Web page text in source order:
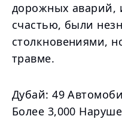
дорожных аварий,
счастью, были
столкновениями,
травме.
Дубай: 49
Более 3,000